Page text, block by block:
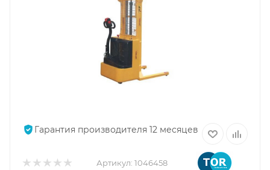
Гарантия производителя 12 месяцев
Артикул: 1046458